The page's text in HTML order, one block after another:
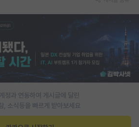
정과 연동하여 게시글에 달린
, 소식등을 빠르게 받아보세요